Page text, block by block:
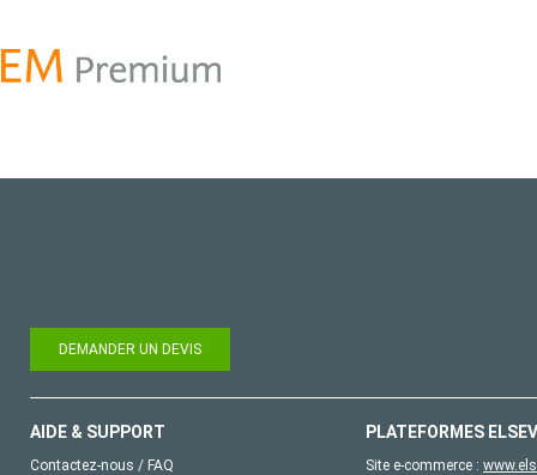
DEMANDER UN DEVIS
AIDE & SUPPORT
Contactez-nous / FAQ
PLATEFORMES
Site e-commerce :